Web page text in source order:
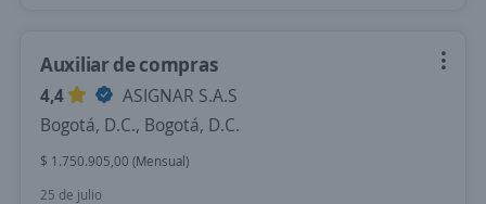
Auxiliar de compras
4,4
ASIGNAR S.A.S
Bogotá, D.C., Bogotá, D.C.
$ 1.750.905,00 (Mensual)
25 de julio